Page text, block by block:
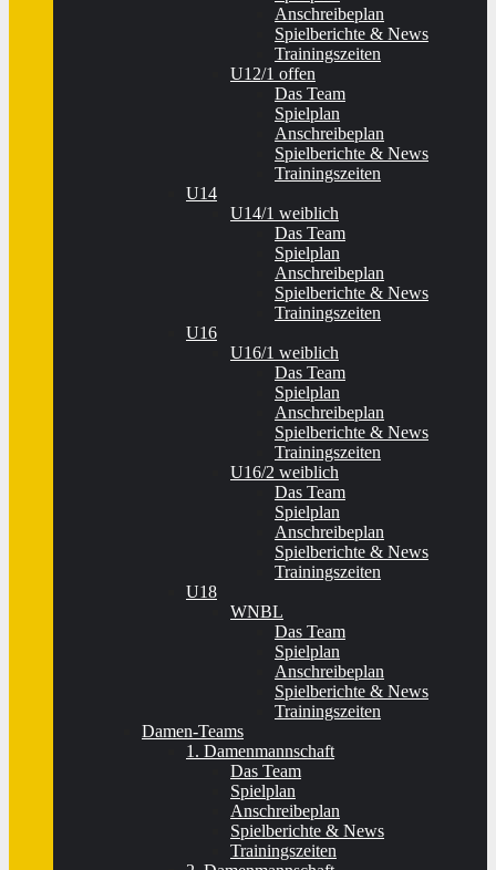
Anschreibeplan
Spielberichte & News
Trainingszeiten
U12/1 offen
Das Team
Spielplan
Anschreibeplan
Spielberichte & News
Trainingszeiten
U14
U14/1 weiblich
Das Team
Spielplan
Anschreibeplan
Spielberichte & News
Trainingszeiten
U16
U16/1 weiblich
Das Team
Spielplan
Anschreibeplan
Spielberichte & News
Trainingszeiten
U16/2 weiblich
Das Team
Spielplan
Anschreibeplan
Spielberichte & News
Trainingszeiten
U18
WNBL
Das Team
Spielplan
Anschreibeplan
Spielberichte & News
Trainingszeiten
Damen-Teams
1. Damenmannschaft
Das Team
Spielplan
Anschreibeplan
Spielberichte & News
Trainingszeiten